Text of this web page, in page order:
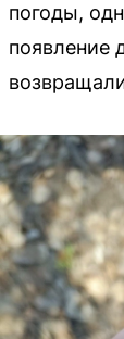
погоды,
появление